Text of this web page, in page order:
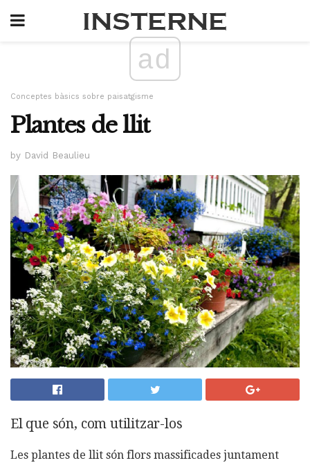
ad
Conceptes bàsics sobre paisatgisme
Plantes de llit
by David Beaulieu
El que són, com utilitzar-los
Les plantes de llit són flors massificades juntament